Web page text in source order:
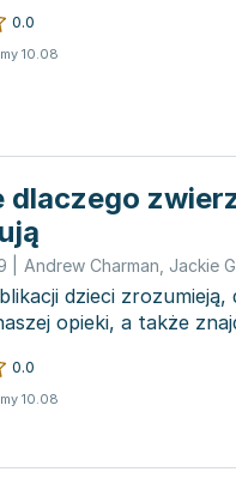
0.0
10.08
dlaczego
Andrew Charman Jackie
dzieci
opieki, a także
0.0
10.08